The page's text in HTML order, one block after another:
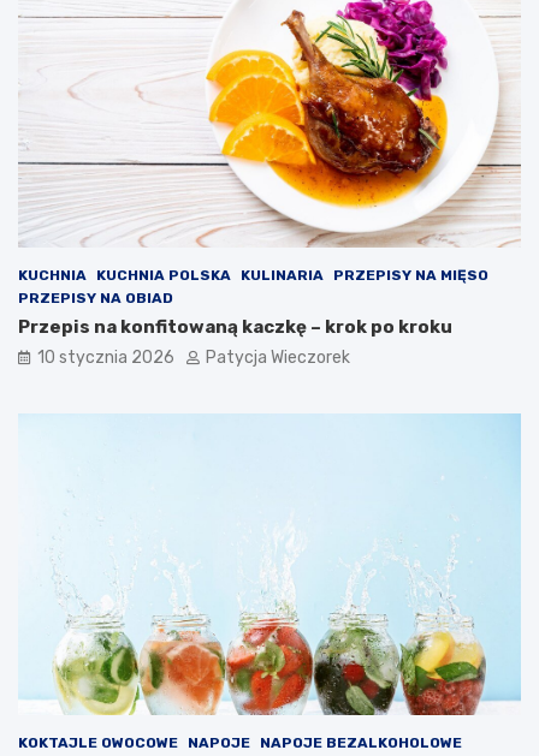
KUCHNIA KUCHNIA POLSKA KULINARIA
PRZEPISY NA MIĘSO
PRZEPISY NA OBIAD
Przepis na konfitowaną kaczkę – krok po kroku
10 stycznia 2026 Patycja Wieczorek
KOKTAJLE OWOCOWE NAPOJE
NAPOJE BEZALKOHOLOWE